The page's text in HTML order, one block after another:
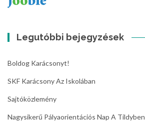
Legutóbbi bejegyzések
Boldog Karácsonyt!
SKF Karácsony Az Iskolában
Sajtóközlemény
Nagysikerű Pályaorientációs Nap A Tildyben